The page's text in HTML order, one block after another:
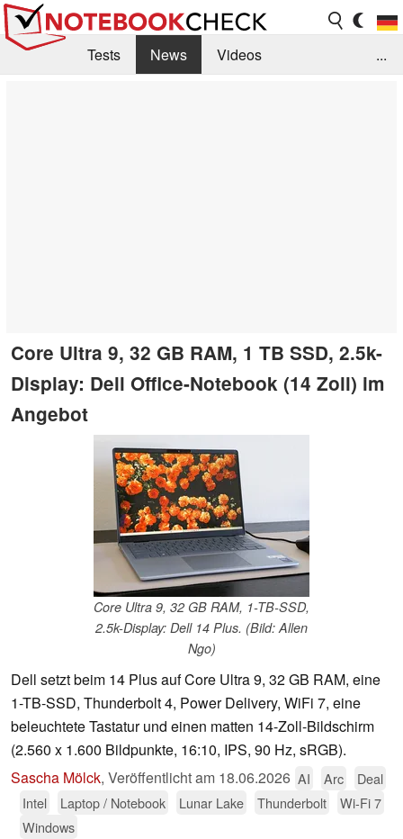
Tests News
Videos
...
Core Ultra 9, 32 GB RAM, 1 TB SSD, 2.5k-
Display: Dell Office-Notebook (14 Zoll) im
Angebot
Core Ultra 9, 32 GB RAM, 1-TB-SSD,
2.5k-Display: Dell 14 Plus. (Bild: Allen
Ngo)
Dell setzt beim 14 Plus auf Core Ultra 9, 32 GB RAM, eine
1-TB-SSD, Thunderbolt 4, Power Delivery, WiFi 7, eine
beleuchtete Tastatur und einen matten 14-Zoll-Bildschirm
(2.560 x 1.600 Bildpunkte, 16:10, IPS, 90 Hz, sRGB).
Sascha Mölck, Veröffentlicht am 18.06.2026 AI Arc
Deal
Intel
Laptop / Notebook Lunar Lake Thunderbolt
Wi-Fi 7
Windows